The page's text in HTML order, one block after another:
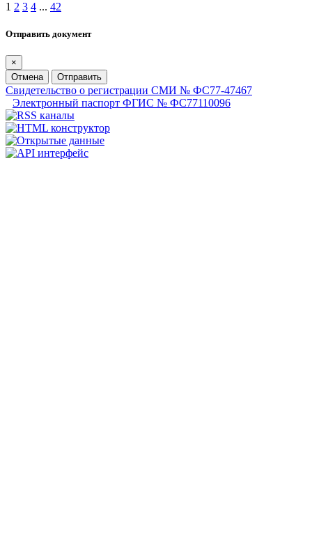
1 2 3 4 ... 42
Отправить документ
×
Отмена
Отправить
Свидетельство о регистрации СМИ № ФС77-47467
Электронный паспорт ФГИС № ФС77110096